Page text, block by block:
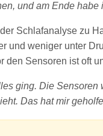
und am Ende
Schlafanalyse zu
und weniger unter
Sensoren ist oft
ging. Die
Das hat mir